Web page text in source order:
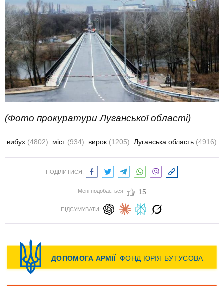
(Фото прокуратури Луганської області)
вибух (4802) міст (934) вирок (1205) Луганська область (4916)
ПОДІЛИТИСЯ:
Мені подобається 15
ПІДСУМУВАТИ: